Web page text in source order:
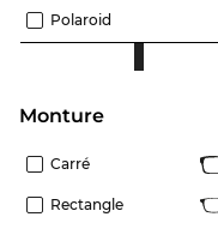
Polaroid
Monture
Carré
Rectangle